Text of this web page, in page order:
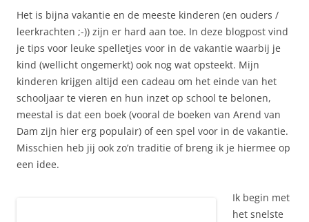
Het is bijna vakantie en de meeste kinderen (en ouders /
leerkrachten ;-)) zijn er hard aan toe. In deze blogpost vind
je tips voor leuke spelletjes voor in de vakantie waarbij je
kind (wellicht ongemerkt) ook nog wat opsteekt. Mijn
kinderen krijgen altijd een cadeau om het einde van het
schooljaar te vieren en hun inzet op school te belonen,
meestal is dat een boek (vooral de boeken van Arend van
Dam zijn hier erg populair) of een spel voor in de vakantie.
Misschien heb jij ook zo’n traditie of breng ik je hiermee op
een idee.
Ik begin met
het snelste